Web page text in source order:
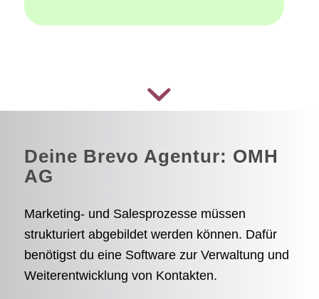
Deine Brevo Agentur: OMH
AG
Marketing- und Salesprozesse müssen
strukturiert abgebildet werden können. Dafür
benötigst du eine Software zur Verwaltung und
Weiterentwicklung von Kontakten.